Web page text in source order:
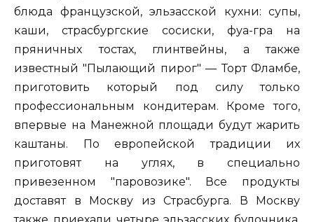
блюда французской, эльзасской кухни: супы,
каши, страсбургские сосиски, фуа-гра на
пряничных тостах, глинтвейны, а также
известный "Пылающий пирог" — Торт Фламбе,
приготовить который под силу только
профессиональным кондитерам. Кроме того,
впервые на Манежной площади будут жарить
каштаны. По европейской традиции их
приготовят на углях, в специально
привезенном "паровозике". Все продукты
доставят в Москву из Страсбурга. В Москву